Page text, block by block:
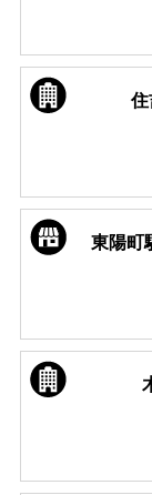
住
東陽町